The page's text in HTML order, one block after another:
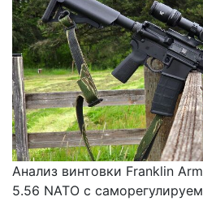
Анализ винтовки Franklin
5.56 NATO с